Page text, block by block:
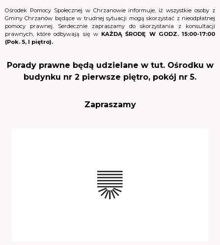
Ośrodek Pomocy Społecznej w Chrzanowie informuje, iż wszystkie osoby z
Gminy Chrzanów będące w trudnej sytuacji mogą skorzystać z nieodpłatnej
pomocy prawnej. Serdecznie zapraszamy do skorzystania z konsultacji
prawnych, które odbywają się w KAŻDĄ ŚRODĘ W GODZ. 15:00-17:00
(Pok. 5, I piętro).
Porady prawne będą udzielane w tut. Ośrodku w
budynku nr 2 pierwsze piętro, pokój nr 5.
Zapraszamy